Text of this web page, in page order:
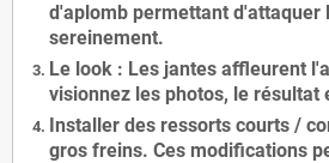
d'aplomb permettant d'attaquer
sereinement.
Le look : Les jantes affleurent
visionnez les photos, le résultat
Installer des ressorts courts /
gros freins. Ces modifications